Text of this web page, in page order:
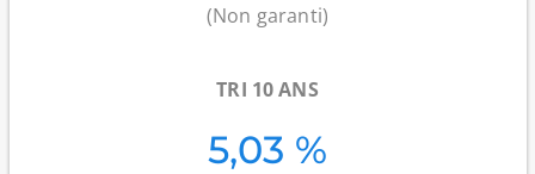
(Non garanti)
TRI 10 ANS
5,03 %